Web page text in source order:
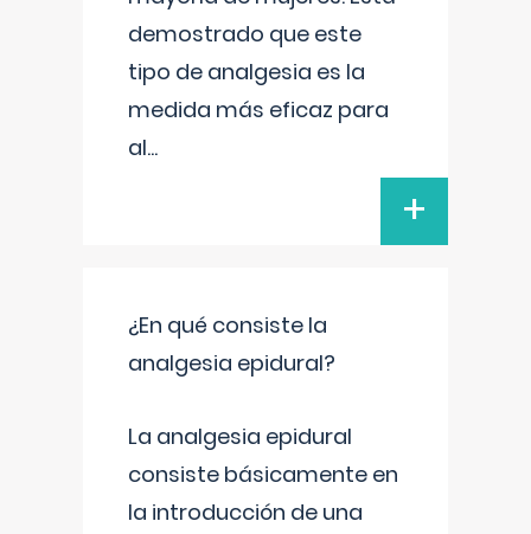
demostrado que este
tipo de analgesia es la
medida más eficaz para
al...
+
¿En qué consiste la
analgesia epidural?
La analgesia epidural
consiste básicamente en
la introducción de una